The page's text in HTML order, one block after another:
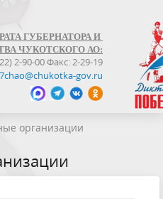
ГУБЕРНАТОРА И
ЧУКОТСКОГО АО:
2-90-00 Факс: 2-29-19
gov.ru
организации